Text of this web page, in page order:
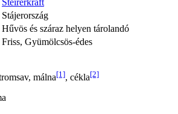
Stájerország
Hűvös és száraz helyen tárolandó
Friss, Gyümölcsös-édes
málna[1], cékla[2]